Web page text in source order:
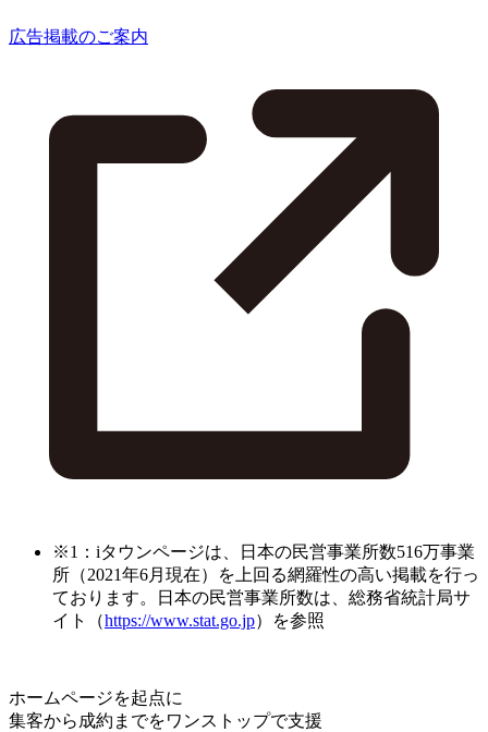
広告掲載のご案内
※1：iタウンページは、日本の民営事業所数516万事業
所（2021年6月現在）を上回る網羅性の高い掲載を行っ
ております。日本の民営事業所数は、総務省統計局サ
イト（https://www.stat.go.jp）を参照
ホームページを起点に
集客から成約までをワンストップで支援